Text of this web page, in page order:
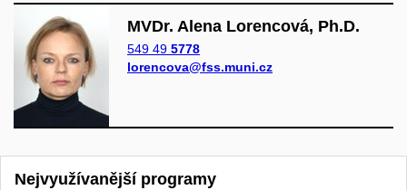
MVDr. Alena Lorencová, Ph.D.
549 49 5778
lorencova@fss.muni.cz
Nejvyužívanější programy